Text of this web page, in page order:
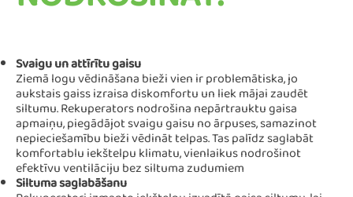
Svaigu un attīrītu gaisu
Ziemā logu vēdināšana bieži vien ir problemātiska, jo
aukstais gaiss izraisa diskomfortu un liek mājai zaudēt
siltumu. Rekuperators nodrošina nepārtrauktu gaisa
apmaiņu, piegādājot svaigu gaisu no ārpuses, samazinot
nepieciešamību bieži vēdināt telpas. Tas palīdz saglabāt
komfortablu iekštelpu klimatu, vienlaikus nodrošinot
efektīvu ventilāciju bez siltuma zudumiem
Siltuma saglabāšanu